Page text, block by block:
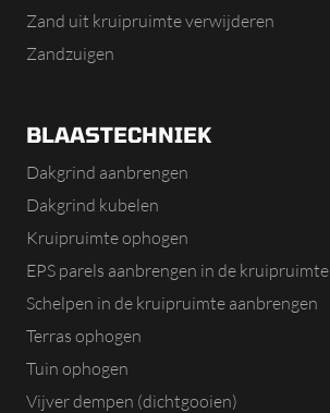
Zand uit kruipruimte verwijderen
Zandzuigen
BLAASTECHNIEK
Dakgrind aanbrengen
Dakgrind kubelen
Kruipruimte ophogen
EPS parels aanbrengen in de kruipruimte
Schelpen in de kruipruimte aanbrengen
Terras ophogen
Tuin ophogen
Vijver dempen (dichtgooien)